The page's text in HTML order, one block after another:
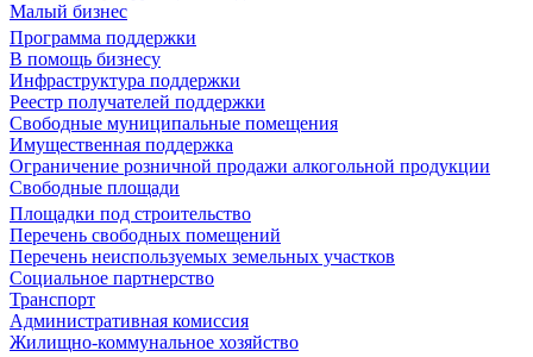
Малый бизнес
Программа поддержки
В помощь бизнесу
Инфраструктура поддержки
Реестр получателей поддержки
Свободные муниципальные помещения
Имущественная поддержка
Ограничение розничной продажи алкогольной продукции
Свободные площади
Площадки под строительство
Перечень свободных помещений
Перечень неиспользуемых земельных участков
Социальное партнерство
Транспорт
Административная комиссия
Жилищно-коммунальное хозяйство